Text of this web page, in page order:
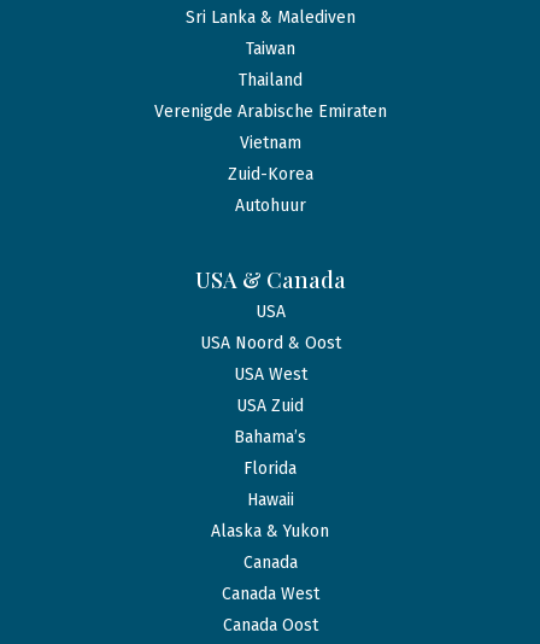
Sri Lanka & Malediven
Taiwan
Thailand
Verenigde Arabische Emiraten
Vietnam
Zuid-Korea
Autohuur
USA & Canada
USA
USA Noord & Oost
USA West
USA Zuid
Bahama’s
Florida
Hawaii
Alaska & Yukon
Canada
Canada West
Canada Oost